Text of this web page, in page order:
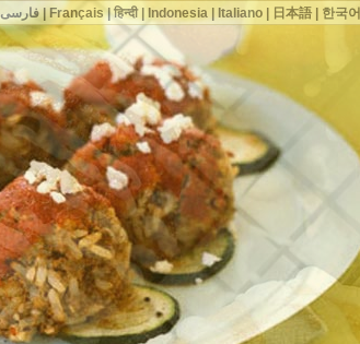
فارسی|Français|हिन्दी| Indonesia| Italiano| 日本語| 한국어